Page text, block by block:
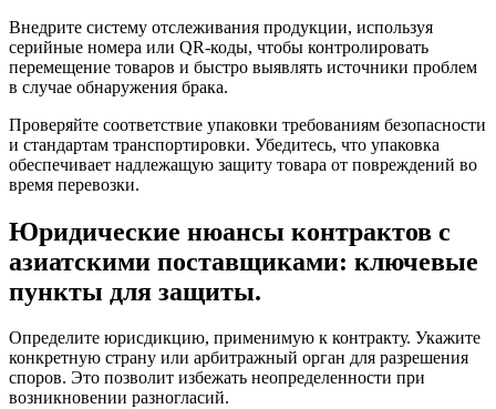
Внедрите систему отслеживания продукции, используя
серийные номера или QR-коды, чтобы контролировать
перемещение товаров и быстро выявлять источники проблем
в случае обнаружения брака.
Проверяйте соответствие упаковки требованиям безопасности
и стандартам транспортировки. Убедитесь, что упаковка
обеспечивает надлежащую защиту товара от повреждений во
время перевозки.
Юридические нюансы контрактов с
азиатскими поставщиками: ключевые
пункты для защиты.
Определите юрисдикцию, применимую к контракту. Укажите
конкретную страну или арбитражный орган для разрешения
споров. Это позволит избежать неопределенности при
возникновении разногласий.